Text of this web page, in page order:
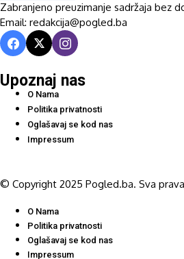
Zabranjeno preuzimanje sadržaja bez
Email: redakcija@pogled.ba
Upoznaj nas
O Nama
Politika privatnosti
Oglašavaj se kod nas
Impressum
© Copyright 2025 Pogled.ba. Sva
O Nama
Politika privatnosti
Oglašavaj se kod nas
Impressum